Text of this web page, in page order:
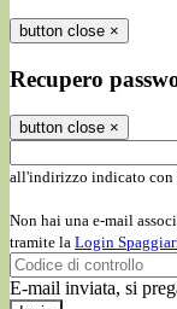
button close ×
Recupero
button close ×
all'indirizzo indicato con
Non hai una e-mail
tramite la Login
E-mail inviata, si